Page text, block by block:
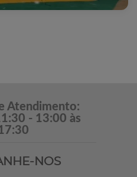
Atendimento:
- 13:00 às
NOS